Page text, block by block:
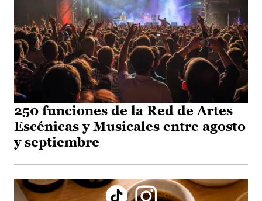
250 funciones de la Red de Artes
Escénicas y Musicales entre agosto
y septiembre